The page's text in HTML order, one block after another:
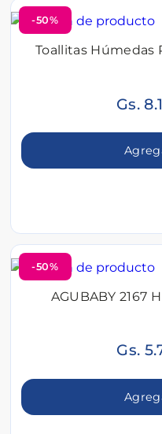
-50%
Toallitas Húmedas
Gs.
-50%
AGUBABY 2167
Gs.